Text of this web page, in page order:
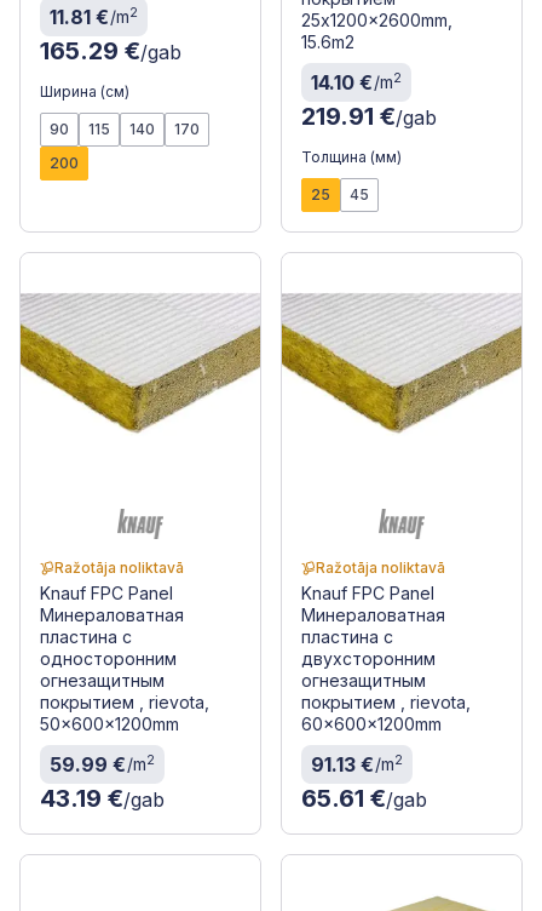
11.81 €/m2
165.29 €/gab
Ширина (см)
90 115 140
170
200
25x1200x2600mm,
15.6m2
14.10 €/m2
219.91 €/gab
Толщина (мм)
25 45
Ražotāja noliktavā
Knauf FPC Panel
Минераловатная
пластина с
односторонним
огнезащитным
покрытием , rievota,
50x600x1200mm
59.99 €/m2
43.19 €/gab
Ražotāja noliktavā
Knauf FPC Panel
Минераловатная
пластина с
двухсторонним
огнезащитным
покрытием , rievota,
60x600x1200mm
91.13 €/m2
65.61 €/gab